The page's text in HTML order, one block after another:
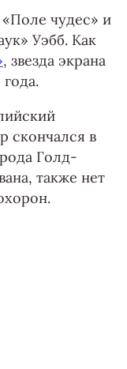
чудес» и
Уэбб. Как
, звезда экрана
скончался в
Голд-
также нет